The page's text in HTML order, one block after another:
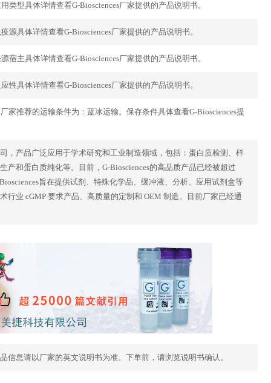
类型具体详情查看G-Biosciences厂家提供的产品说明书。
源具体详情查看G-Biosciences厂家提供的产品说明书。
宿主具体详情查看G-Biosciences厂家提供的产品说明书。
性具体详情查看G-Biosciences厂家提供的产品说明书。
家推荐的运输条件为：蓝冰运输。保存条件具体查看G-Biosciences提
，产品广泛应用于学术研究和工业制造领域，包括：蛋白质检测、样
产和蛋白质纯化等。目前，G-Biosciences的高品质产品已经被超过
旨在提供试剂、特殊化学品、缓冲液、分析、应用试剂盒等
行业 cGMP 要求产品、高质量的定制和 OEM 制造。目前厂家已经通
息请以厂家的英文说明书为准。下单前，请浏览说明书确认。